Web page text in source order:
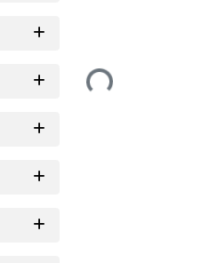
Loading...